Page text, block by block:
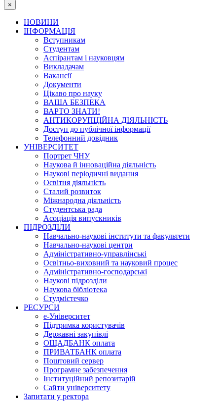
×
НОВИНИ
ІНФОРМАЦІЯ
Вступникам
Студентам
Аспірантам і науковцям
Викладачам
Вакансії
Документи
Цікаво про науку
ВАША БЕЗПЕКА
ВАРТО ЗНАТИ!
АНТИКОРУПЦІЙНА ДІЯЛЬНІСТЬ
Доступ до публічної інформації
Телефонний довідник
УНІВЕРСИТЕТ
Портрет ЧНУ
Наукова й інноваційна діяльність
Наукові періодичні видання
Освітня діяльність
Сталий розвиток
Міжнародна діяльність
Студентська рада
Асоціація випускників
ПІДРОЗДІЛИ
Навчально-наукові інститути та факультети
Навчально-наукові центри
Адміністративно-управлінські
Освітньо-виховний та науковий процес
Адміністративно-господарські
Наукові підрозділи
Наукова бібліотека
Студмістечко
РЕСУРСИ
е-Університет
Підтримка користувачів
Державні закупівлі
ОЩАДБАНК оплата
ПРИВАТБАНК оплата
Поштовий сервер
Програмне забезпечення
Інституційний репозитарій
Сайти університету
Запитати у ректора